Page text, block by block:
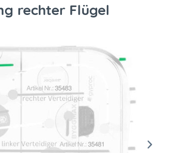
rechter Flügel